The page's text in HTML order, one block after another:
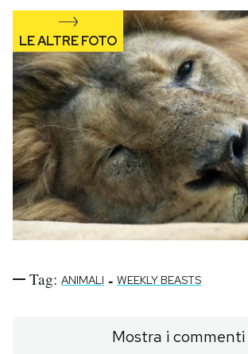
Tag: ANIMALI - WEEKLY BEASTS
Mostra i commenti